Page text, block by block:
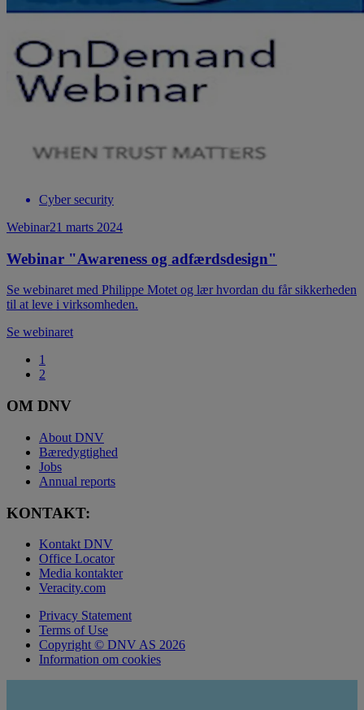
Cyber security
Webinar21 marts 2024
Webinar "Awareness og adfærdsdesign"
Se webinaret med Philippe Motet og lær hvordan du får sikkerheden
til at leve i virksomheden.
Se webinaret
1
2
OM DNV
About DNV
Bæredygtighed
Jobs
Annual reports
KONTAKT:
Kontakt DNV
Office Locator
Media kontakter
Veracity.com
Privacy Statement
Terms of Use
Copyright © DNV AS 2026
Information om cookies